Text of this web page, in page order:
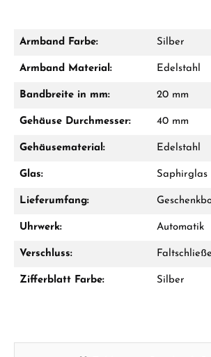
Damon Reiners
WhatsApp Chat
Geschenk im Warenkorb.
GESCHENKE ANSEHEN
Armband Farbe: Silber
Armband Material: Edelstahl
Bandbreite in mm: 20 mm
Gehäuse Durchmesser: 40 mm
Gehäusematerial: Edelstahl
Glas: Saphirglas
Lieferumfang:
Uhrwerk: Automatik
Verschluss: Faltschließe
Zifferblatt Farbe: Silber